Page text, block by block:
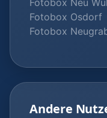
Fotobox Osdorf
Fotobox
Andere